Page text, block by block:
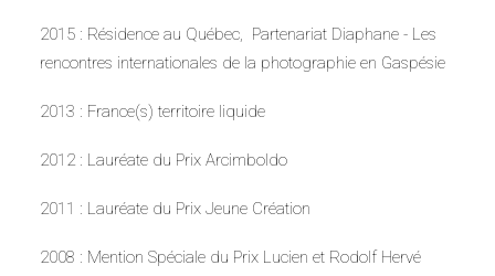
2015 : Résidence au Québec, Partenariat Diaphane - Les
rencontres internationales de la photographie en Gaspésie
2013 : France(s) territoire liquide
2012 : Lauréate du Prix Arcimboldo
2011 : Lauréate du Prix Jeune Création
2008 : Mention Spéciale du Prix Lucien et Rodolf Hervé